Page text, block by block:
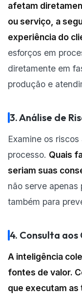
afetam
ou serviço, a
experiência do
esforços em
diretamente em
produção e
3. Análise de
Examine os
processo. Quais
seriam suas
não serve
também para
4. Consulta
A inteligência
fontes de valor.
que executam as